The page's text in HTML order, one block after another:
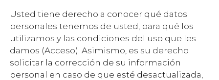
Usted tiene derecho a conocer qué datos
personales tenemos de usted, para qué los
utilizamos y las condiciones del uso que les
damos (Acceso). Asimismo, es su derecho
solicitar la corrección de su información
personal en caso de que esté desactualizada,